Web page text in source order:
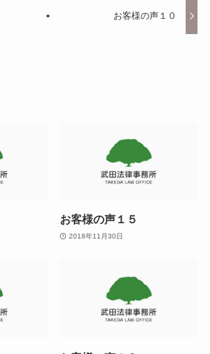
お客様の声１０
お客様の声１５
2018年11月30日